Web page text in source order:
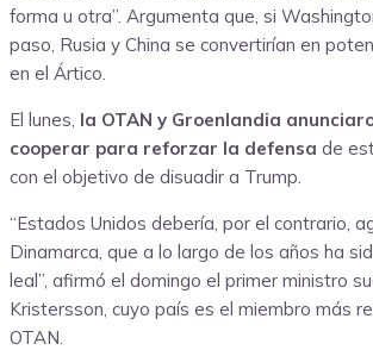
forma u otra”. Argumenta que, si
paso, Rusia y China se convertirían en
en el Ártico.
El lunes, la OTAN y Groenlandia
cooperar para reforzar la defensa de
con el objetivo de disuadir a Trump.
“Estados Unidos debería, por el contrario,
Dinamarca, que a lo largo de los años ha
leal”, afirmó el domingo el primer ministro
Kristersson, cuyo país es el miembro más
OTAN.